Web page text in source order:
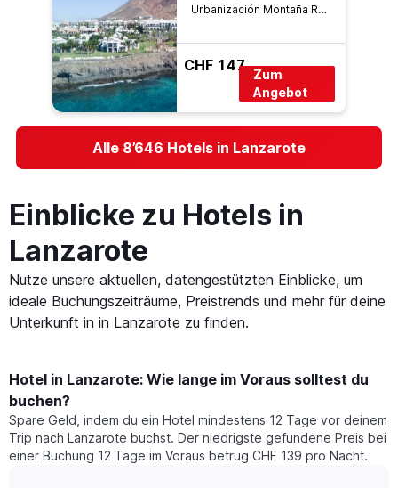
Urbanización Montaña Roja, Playa Blanca, Lanzarote, Spanien
CHF 147
Zum
Angebot
Alle 8’646 Hotels in Lanzarote
Einblicke zu Hotels in
Lanzarote
Nutze unsere aktuellen, datengestützten Einblicke, um
ideale Buchungszeiträume, Preistrends und mehr für deine
Unterkunft in in Lanzarote zu finden.
Hotel in Lanzarote: Wie lange im Voraus solltest du
buchen?
Spare Geld, indem du ein Hotel mindestens 12 Tage vor deinem
Trip nach Lanzarote buchst. Der niedrigste gefundene Preis bei
einer Buchung 12 Tage im Voraus betrug CHF 139 pro Nacht.